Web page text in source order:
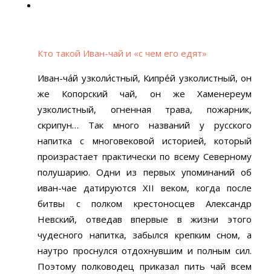
Кто такой Иван-чай и «с чем его едят»
Иван-ча́й узколи́стный, Кипре́й узколистный, он
же Копорский чай, он же Хаменереум
узколистный, огненная трава, пожарник,
скрипун… Так много названий у русского
напитка с многовековой историей, который
произрастает практически по всему Северному
полушарию. Одни из первых упоминаний об
иван-чае датируются XII веком, когда после
битвы с полком крестоносцев Александр
Невский, отведав впервые в жизни этого
чудесного напитка, забылся крепким сном, а
наутро проснулся отдохнувшим и полным сил.
Поэтому полководец приказал пить чай всем